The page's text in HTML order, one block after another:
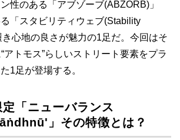
性のある「アブゾーブ(ABZORB)」
「スタビリティウェブ(Stability
心地の良さが魅力の1足だ。今回はそ
アトモス”らしいストリート要素をプラ
1足が登場する。
「ニューバランス
」その特徴とは？